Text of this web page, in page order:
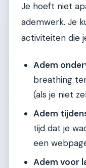
Je hoeft niet
ademwerk. Je
activiteiten die
Adem
breathing
(als je niet
Adem
tijd dat je
een
Adem voor